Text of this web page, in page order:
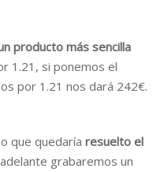
producto más sencilla
1.21, si ponemos el
por 1.21 nos dará 242€.
que quedaría resuelto el
grabaremos un